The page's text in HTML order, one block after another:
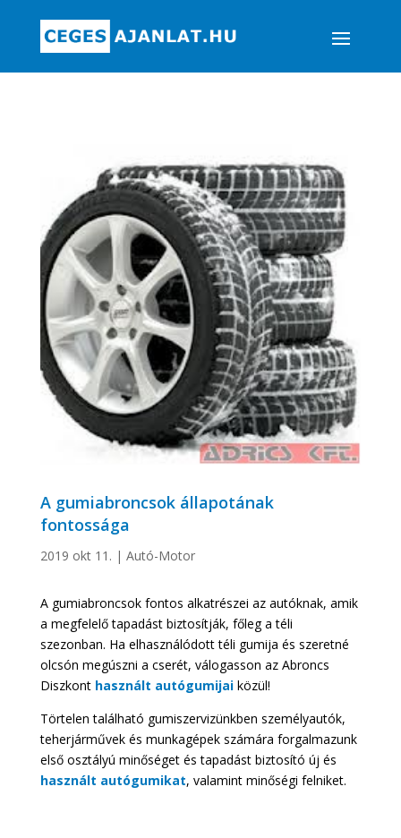
A gumiabroncsok állapotának
fontossága
2019 okt 11. | Autó-Motor
A gumiabroncsok fontos alkatrészei az autóknak, amik
a megfelelő tapadást biztosítják, főleg a téli
szezonban. Ha elhasználódott téli gumija és szeretné
olcsón megúszni a cserét, válogasson az Abroncs
Diszkont használt autógumijaiközül!
Törtelen található gumiszervizünkben személyautók,
teherjárművek és munkagépek számára forgalmazunk
első osztályú minőséget és tapadást biztosító új és
használt autógumikat, valamint minőségi felniket.